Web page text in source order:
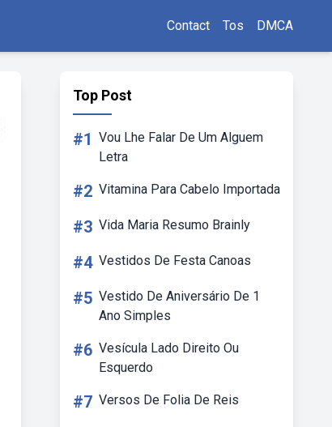
Contact Tos DMCA
Top Post
#1 Vou Lhe Falar De Um Alguem
Letra
#2 Vitamina Para Cabelo Importada
#3 Vida Maria Resumo Brainly
#4 Vestidos De Festa Canoas
#5 Vestido De Aniversário De 1
Ano Simples
#6 Vesícula Lado Direito Ou
Esquerdo
#7 Versos De Folia De Reis